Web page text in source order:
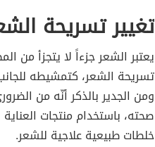
تغيير تسريحة
يعتبر الشعر جزءاً لا يتجزأ من
تسريحة الشعر، كتمشيطه
ومن الجدير بالذكر أنّه من
صحته، باستخدام منتجات
خلطات طبيعية علاجية للشعر.